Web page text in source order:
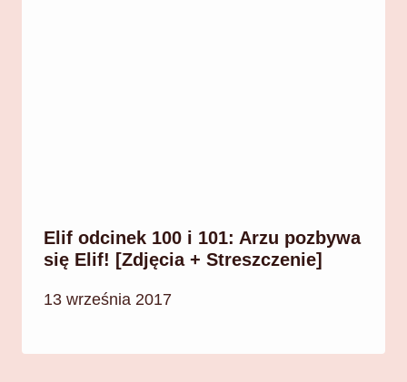
Elif odcinek 100 i 101: Arzu pozbywa
się Elif! [Zdjęcia + Streszczenie]
13 września 2017